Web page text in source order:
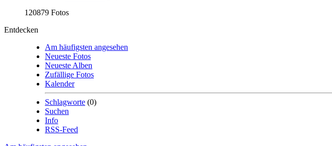
120879 Fotos
Entdecken
Am häufigsten angesehen
Neueste Fotos
Neueste Alben
Zufällige Fotos
Kalender
Schlagworte (0)
Suchen
Info
RSS-Feed